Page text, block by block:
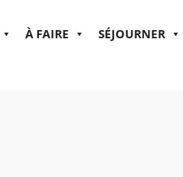
À FAIRE SÉJOURNER